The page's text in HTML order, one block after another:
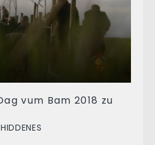
vum Bam 2018 zu